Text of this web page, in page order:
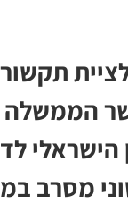
מסרב